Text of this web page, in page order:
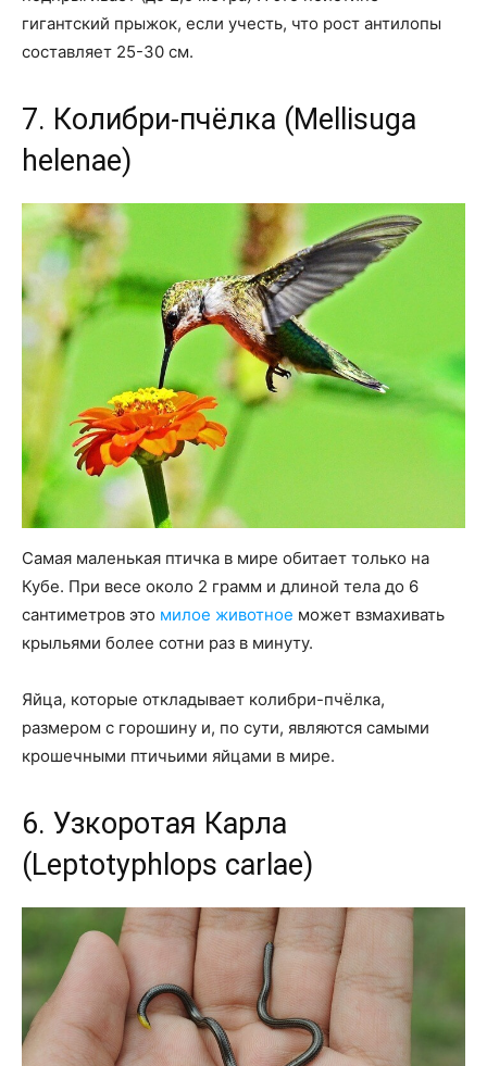
гигантский прыжок, если учесть, что рост антилопы
составляет 25-30 см.
7. Колибри-пчёлка (Mellisuga
helenae)
Самая маленькая птичка в мире обитает только на
Кубе. При весе около 2 грамм и длиной тела до 6
сантиметров это милое животное может взмахивать
крыльями более сотни раз в минуту.
Яйца, которые откладывает колибри-пчёлка,
размером с горошину и, по сути, являются самыми
крошечными птичьими яйцами в мире.
6. Узкоротая Карла
(Leptotyphlops carlae)